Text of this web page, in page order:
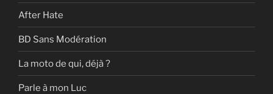
After Hate
BD Sans Modération
La moto de qui, déjà ?
Parle à mon Luc